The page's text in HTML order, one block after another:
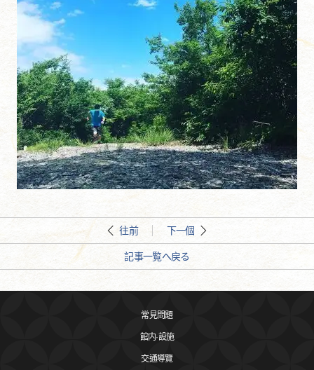
往前 下一個
記事一覧へ戻る
常見問題
館内·設施
交通導覽